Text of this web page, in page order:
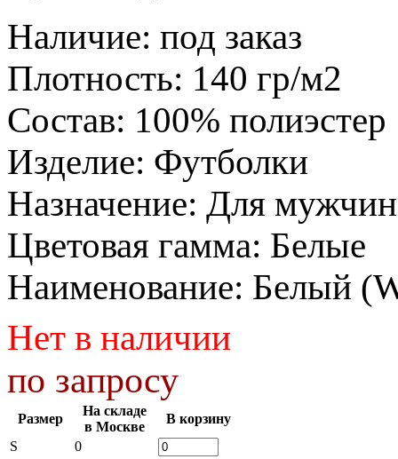
Наличие: под заказ
Плотность: 140 гр/м2
Состав: 100% полиэстер
Изделие: Футболки
Назначение: Для мужчин
Цветовая гамма: Белые
Наименование: Белый
Нет в наличии
по запросу
Размер
На складе
в Москве
В корзину
S
0